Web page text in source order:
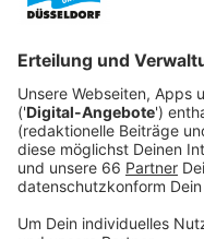
Veröffentlicht:
Anzeige
Willi träumt von einer
Fu Guy“. Dann würde
stehen. Als er zufällig
wird, bekommt Willi